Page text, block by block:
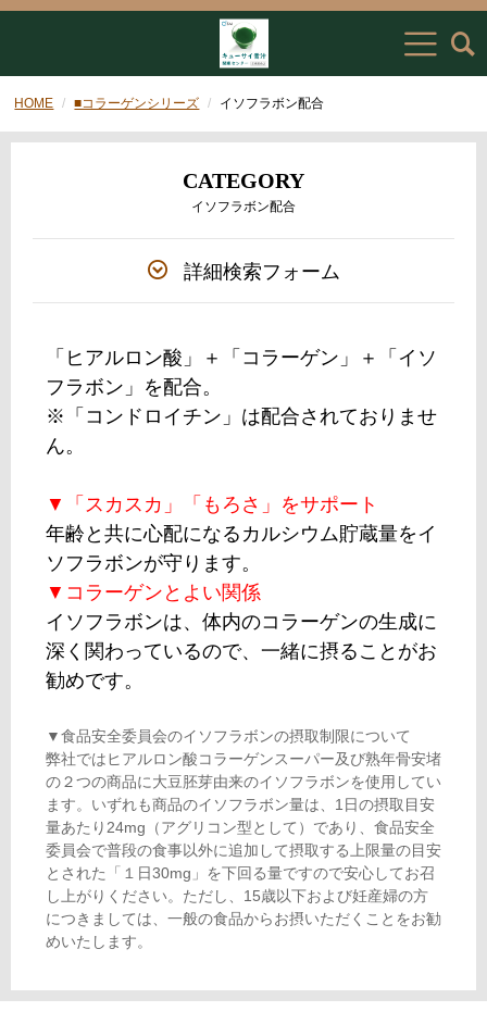
HOME ■コラーゲンシリーズ イソフラボン配合
CATEGORY
イソフラボン配合
詳細検索フォーム
「ヒアルロン酸」＋「コラーゲン」＋「イソ
フラボン」を配合。
※「コンドロイチン」は配合されておりませ
ん。
▼「スカスカ」「もろさ」をサポート
年齢と共に心配になるカルシウム貯蔵量をイ
ソフラボンが守ります。
▼コラーゲンとよい関係
イソフラボンは、体内のコラーゲンの生成に
深く関わっているので、一緒に摂ることがお
勧めです。
▼食品安全委員会のイソフラボンの摂取制限について
弊社ではヒアルロン酸コラーゲンスーパー及び熟年骨安堵
の２つの商品に大豆胚芽由来のイソフラボンを使用してい
ます。いずれも商品のイソフラボン量は、1日の摂取目安
量あたり24mg（アグリコン型として）であり、食品安全
委員会で普段の食事以外に追加して摂取する上限量の目安
とされた「１日30mg」を下回る量ですので安心してお召
し上がりください。ただし、15歳以下および妊産婦の方
につきましては、一般の食品からお摂いただくことをお勧
めいたします。